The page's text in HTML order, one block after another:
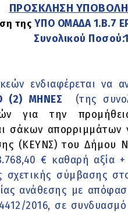
ΠΡΟΣΚΛΗΣΗ
της ΥΠΟ ΟΜΑΔΑ 1.Β.7
Συνολικού
ενδιαφέρεται να
(2) ΜΗΝΕΣ
(της
για την
σάκων απορριμμάτων
(ΚΕΥΝΣ) του Δήμου
€ καθαρή αξία
σχετικής σύμβασης
ανάθεσης με
2016, σε